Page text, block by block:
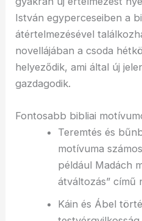
István egyperceseiben a
átértelmezésével
novellájában a csoda
helyeződik, ami által új
gazdagodik.
Fontosabb bibliai
Teremtés és
motívuma
például Madách
átváltozás” című
Káin és Ábel